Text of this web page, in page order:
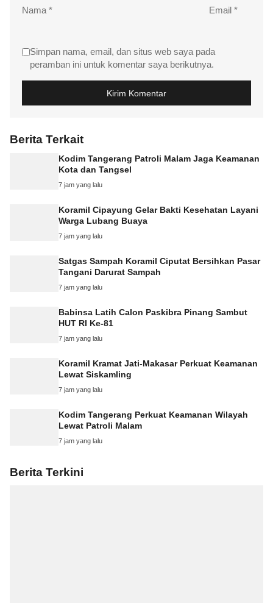
Nama * Email *
Simpan nama, email, dan situs web saya pada
peramban ini untuk komentar saya berikutnya.
Berita Terkait
Kodim Tangerang Patroli Malam Jaga Keamanan
Kota dan Tangsel
7 jam yang lalu
Koramil Cipayung Gelar Bakti Kesehatan Layani
Warga Lubang Buaya
7 jam yang lalu
Satgas Sampah Koramil Ciputat Bersihkan Pasar
Tangani Darurat Sampah
7 jam yang lalu
Babinsa Latih Calon Paskibra Pinang Sambut
HUT RI Ke-81
7 jam yang lalu
Koramil Kramat Jati-Makasar Perkuat Keamanan
Lewat Siskamling
7 jam yang lalu
Kodim Tangerang Perkuat Keamanan Wilayah
Lewat Patroli Malam
7 jam yang lalu
Berita Terkini